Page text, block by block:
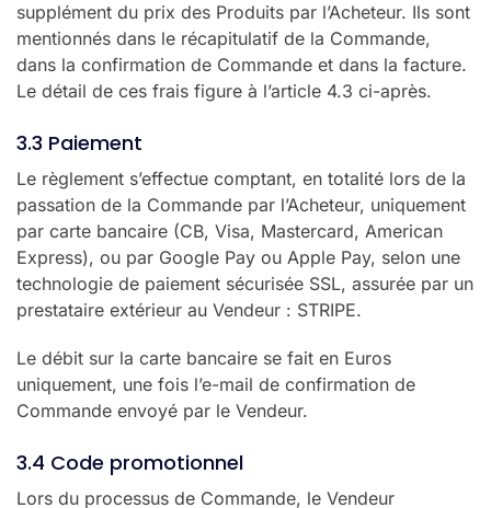
supplément du prix des Produits par l’Acheteur. Ils sont
mentionnés dans le récapitulatif de la Commande,
dans la confirmation de Commande et dans la facture.
Le détail de ces frais figure à l’article 4.3 ci-après.
3.3 Paiement
Le règlement s’effectue comptant, en totalité lors de la
passation de la Commande par l’Acheteur, uniquement
par carte bancaire (CB, Visa, Mastercard, American
Express), ou par Google Pay ou Apple Pay, selon une
technologie de paiement sécurisée SSL, assurée par un
prestataire extérieur au Vendeur : STRIPE.
Le débit sur la carte bancaire se fait en Euros
uniquement, une fois l’e-mail de confirmation de
Commande envoyé par le Vendeur.
3.4 Code promotionnel
Lors du processus de Commande, le Vendeur